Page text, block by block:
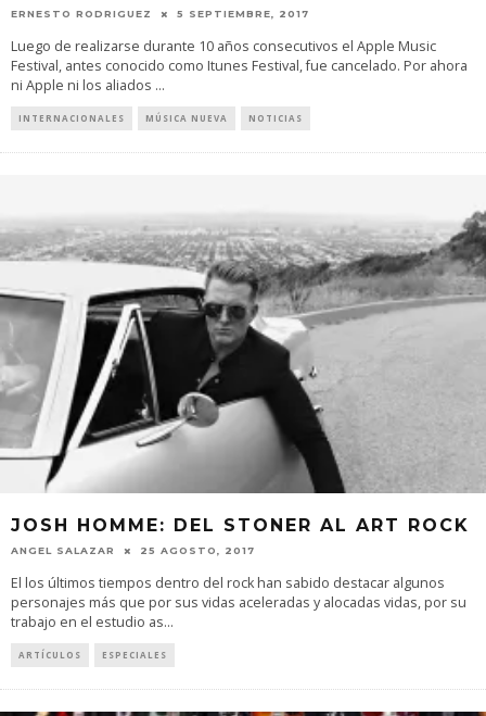
ERNESTO RODRIGUEZ 5 SEPTIEMBRE, 2017
Luego de realizarse durante 10 años consecutivos el Apple Music
Festival, antes conocido como Itunes Festival, fue cancelado. Por ahora
ni Apple ni los aliados ...
INTERNACIONALES MÚSICA NUEVA NOTICIAS
JOSH HOMME: DEL STONER AL ART ROCK
ANGEL SALAZAR 25 AGOSTO, 2017
El los últimos tiempos dentro del rock han sabido destacar algunos
personajes más que por sus vidas aceleradas y alocadas vidas, por su
trabajo en el estudio as...
ARTÍCULOS ESPECIALES